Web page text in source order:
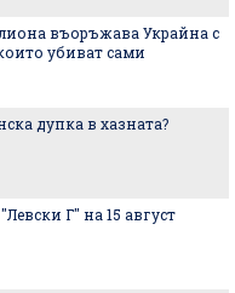
въоръжава Украйна с
убиват сами
дупка в хазната?
Г" на 15 август